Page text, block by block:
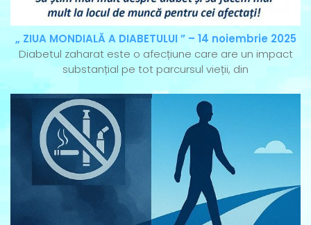
„ ZIUA MONDIALĂ A DIABETULUI ” – 14 noiembrie 2025
Diabetul zaharat este o afecțiune care are un impact
substanțial pe tot parcursul vieții, din